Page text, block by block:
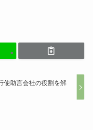
使助言会社の役割を解